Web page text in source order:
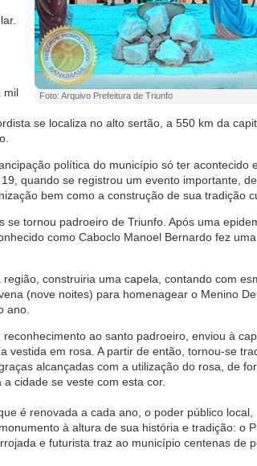
Foto: Arquivo Prefeitura de Triunfo
mil
se localiza no alto sertão, a 550 km da
política do município só ter acontecido
quando se registrou um evento importante,
bem como a construção de sua tradição
se tornou padroeiro de Triunfo. Após uma
como Caboclo Manoel Bernardo fez uma
construiria uma capela, contando com
(nove noites) para homenagear o Menino
ano.
ao santo padroeiro, enviou à
vestida em rosa. A partir de então, tornou-se
alcançadas com a utilização do rosa, de
cidade se veste com esta cor.
é renovada a cada ano, o poder público local,
à altura de sua história e tradição: o
e futurista traz ao município centenas de